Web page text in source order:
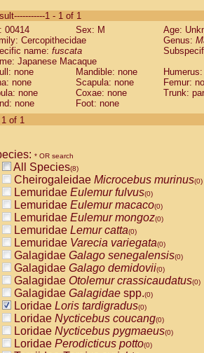
CebidaeSaguinus labiatus(0)
Cebidae Saguinus leucopus (0)
CebidaeSaguinus midas
CebidaeSaguinus mystax
Cebidae Saguinus nigricollis (1)
Cebidae Saguinus oedipus
Cebidae Saguinus weddelli
Cebidae Saguinusspp.
Cebidae
CebidaeCebus capucinus
CebidaeCebus nigrivittatus
CebidaeCebus spp.(0)
CebidaeSaimiri boliviensis(0)
CebidaeSaimiri sciureus(0)
AtelidaeAlouatta caraya(0)
AtelidaeAlouatta fusca(0)
AtelidaeAlouatta seniculus(0)
AtelidaeAlouattaspp.(0)
AtelidaeAteles belzebuth(0)
AtelidaeAteles geoffroyi(0)
AtelidaeAteles paniscus(0)
AtelidaeAtelesspp.(0)
AtelidaeLagothrix lagothricha(0)
AtelidaeLagothrix lagothricha cana
PitheciidaeCacajao calvus
1 - 1 of 1
00414
Sex: M
Age:
Cercopithecidae
Genus:
name: fuscata
Japanese Macaque
none
Mandible: none
none
Scapula: none
Femur:
none
Coxae: none
Trunk:
none
Foot: none
1 of 1
* OR search
All Species(8)
Cheirogaleidae Microcebus murinus(0)
Lemuridae Eulemur fulvus(0)
Lemuridae Eulemur macaco(0)
Lemuridae Eulemur mongoz(0)
Lemuridae Lemur catta(0)
Lemuridae Varecia variegata(0)
Galagidae Galago senegalensis(0)
Galagidae Galago demidovii(0)
Galagidae Otolemur crassicaudatus(0)
Galagidae Galagidae spp.(0)
Loridae Loris tardigradus(0)
Loridae Nycticebus coucang(0)
Loridae Nycticebus pygmaeus(0)
Loridae Perodicticus potto(0)